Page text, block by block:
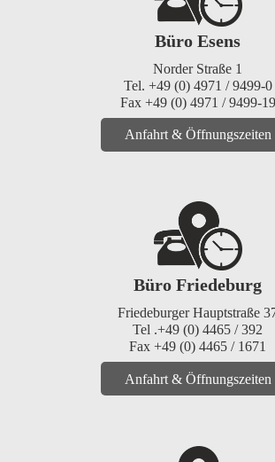
Büro Esens
Norder Straße 1
Tel. +49 (0) 4971 / 9499-0
Fax +49 (0) 4971 / 9499-19
Anfahrt & Öffnungszeiten
Büro Friedeburg
Friedeburger Hauptstraße
Tel .+49 (0) 4465 / 392
Fax +49 (0) 4465 / 1671
Anfahrt & Öffnungszeiten